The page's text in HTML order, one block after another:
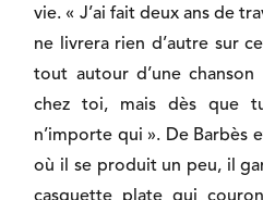
vie. « J’ai fait deux ans de
ne livrera rien d’autre sur
tout autour d’une
chez toi, mais dès que
n’importe qui ». De Barbès
où il se produit un peu, il
casquette plate qui